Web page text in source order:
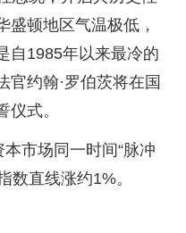
盛顿地区气温极低，
自1985年以来最冷的
官约翰·罗伯茨将在国
式。
市场同一时间“脉冲
数直线涨约1%。